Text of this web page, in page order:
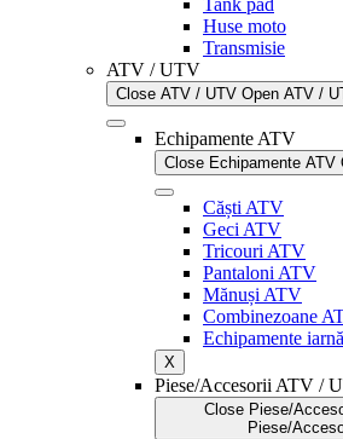
Tank pad
Huse moto
Transmisie
ATV / UTV
Close ATV / UTV Open ATV /
Echipamente ATV
Close Echipamente ATV
Căști ATV
Geci ATV
Tricouri ATV
Pantaloni ATV
Mănuși ATV
Combinezoane
Echipamente
X
Piese/Accesorii ATV /
Close Piese/
Piese/